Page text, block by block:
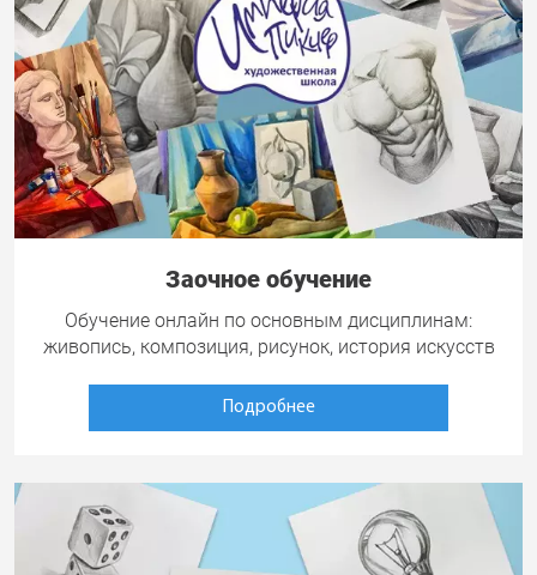
Заочное обучение
Обучение онлайн по основным дисциплинам:
живопись, композиция, рисунок, история искусств
Подробнее